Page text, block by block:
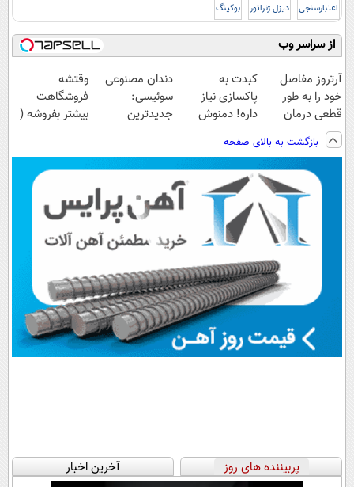
اعتبارسنجی دیزل ژنراتور بوکینگ
از سراسر وب
آرتروز مفاصل
خود را به طور
قطعی درمان
کنید!
◗پرسش‌نامه◖
کبدت به
پاکسازی نیاز
داره! دمنوش
کبد55%تخفیف
دندان مصنوعی
سوئیسی:
جدیدترین
پرداخت قسطی
وقتشه
فروشگاهت
بیشتر بفروشه (
بازگشت به بالای صفحه
پربیننده های روز آخرین اخبار